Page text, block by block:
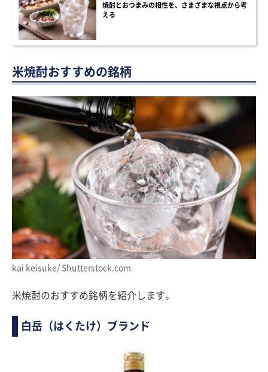
焼酎とおつまみの相性を、さまざまな視点から考
える
米焼酎おすすめの銘柄
kai keisuke/ Shutterstock.com
米焼酎のおすすめ銘柄を紹介します。
白岳（はくたけ）ブランド